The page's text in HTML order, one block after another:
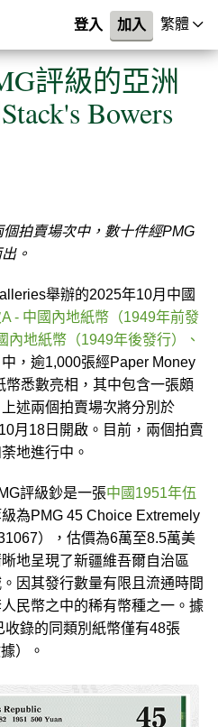
登入 加入 繁體
評級的亞洲
Bowers
拍賣場次中，數十件經PMG
。
舉辦的2025年10月中國
A - 中國內地紙幣（1949年前發
內地紙幣（1949年後發行）、
中，逾1,000張經Paper Money
悉數亮相，其中包含一張頗
述兩個拍賣場次將分別於
月18日開啟。目前，兩個拍賣
地進行中。
評級鈔是一張中國1951年伍
級為PMG 45 Choice Extremely
），估價為6萬至8.5萬美
地呈現了新疆維吾爾自治區
因其發行數量有限且流通時間
民幣之中的稀有幣種之一。據
收錄的同類別紙幣僅有48張
）。